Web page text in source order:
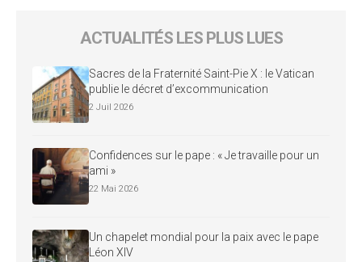
ACTUALITÉS LES PLUS LUES
Sacres de la Fraternité Saint-Pie X : le Vatican
publie le décret d’excommunication
2 Juil 2026
Confidences sur le pape : « Je travaille pour un
ami »
22 Mai 2026
Un chapelet mondial pour la paix avec le pape
Léon XIV